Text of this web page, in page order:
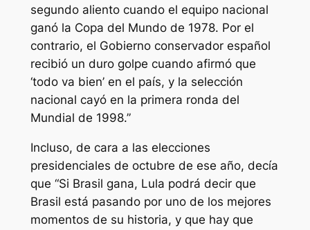
segundo aliento cuando el equipo nacional
ganó la Copa del Mundo de 1978. Por el
contrario, el Gobierno conservador español
recibió un duro golpe cuando afirmó que
‘todo va bien’ en el país, y la selección
nacional cayó en la primera ronda del
Mundial de 1998.”
Incluso, de cara a las elecciones
presidenciales de octubre de ese año, decía
que “Si Brasil gana, Lula podrá decir que
Brasil está pasando por uno de los mejores
momentos de su historia, y que hay que